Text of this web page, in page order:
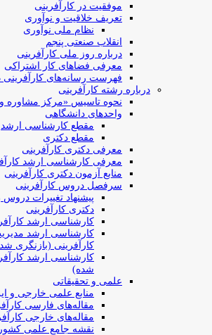
موفقیت در کارآفرینی
تعریف خلاقیت و نوآوری
نظام ملی نوآوری
انقلاب صنعتی پنجم
درباره روز ملی کارآفرینی
معرفی فضاهای کار اشتراکی
فهرست رسانه‌های کارآفرینی
درباره رشته کارآفرینی
نحوه تاسیس «مرکز مشاوره
واحدهای دانشگاهی
مقطع کارشناسی ارشد
مقطع دکتری
معرفی دکتری کارآفرینی
معرفی کارشناسی ارشد
منابع آزمون دکتری کارآفرینی
سرفصل دروس کارآفرینی
پیشنهاد تغییرات دروس
دکتری کارآفرینی
کارشناسی ارشد
کارشناسی ارشد
کارآفرینی (بازنگری
کارشناسی ارشد
شده)
علمی و تحقیقاتی
منابع علمی خارجی و
مقاله‌های فارسی
مقاله‌های خارجی
نقشه جامع علمی کشور